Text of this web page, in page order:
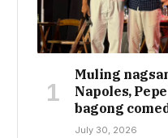
Muling
Napoles,
bagong
July 30, 2026